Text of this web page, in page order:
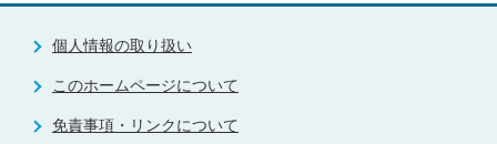
個人情報の取り扱い
このホームページについて
免責事項・リンクについて